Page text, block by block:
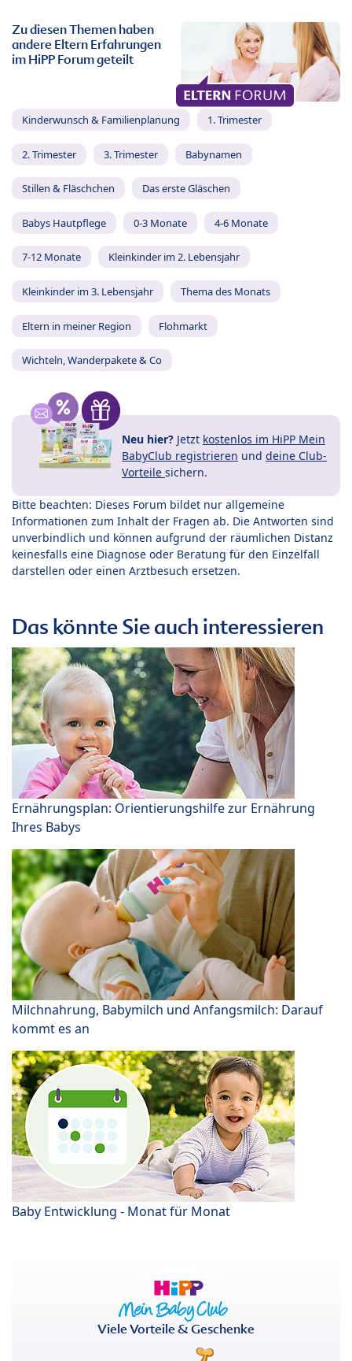
Zu diesen Themen haben
andere Eltern Erfahrungen
im HiPP Forum geteilt
Kinderwunsch & Familienplanung 1. Trimester
2. Trimester 3. Trimester Babynamen
Stillen & Fläschchen Das erste Gläschen
Babys Hautpflege 0-3 Monate 4-6 Monate
7-12 Monate Kleinkinder im 2. Lebensjahr
Kleinkinder im 3. Lebensjahr Thema des Monats
Eltern in meiner Region Flohmarkt
Wichteln, Wanderpakete & Co
Neu hier? Jetzt kostenlos im HiPP Mein
BabyClub registrieren und deine Club-
Vorteile sichern.
Bitte beachten: Dieses Forum bildet nur allgemeine
Informationen zum Inhalt der Fragen ab. Die Antworten sind
unverbindlich und können aufgrund der räumlichen Distanz
keinesfalls eine Diagnose oder Beratung für den Einzelfall
darstellen oder einen Arztbesuch ersetzen.
Das könnte Sie auch interessieren
Ernährungsplan: Orientierungshilfe zur Ernährung
Ihres Babys
Milchnahrung, Babymilch und Anfangsmilch: Darauf
kommt es an
Baby Entwicklung - Monat für Monat
Viele Vorteile & Geschenke